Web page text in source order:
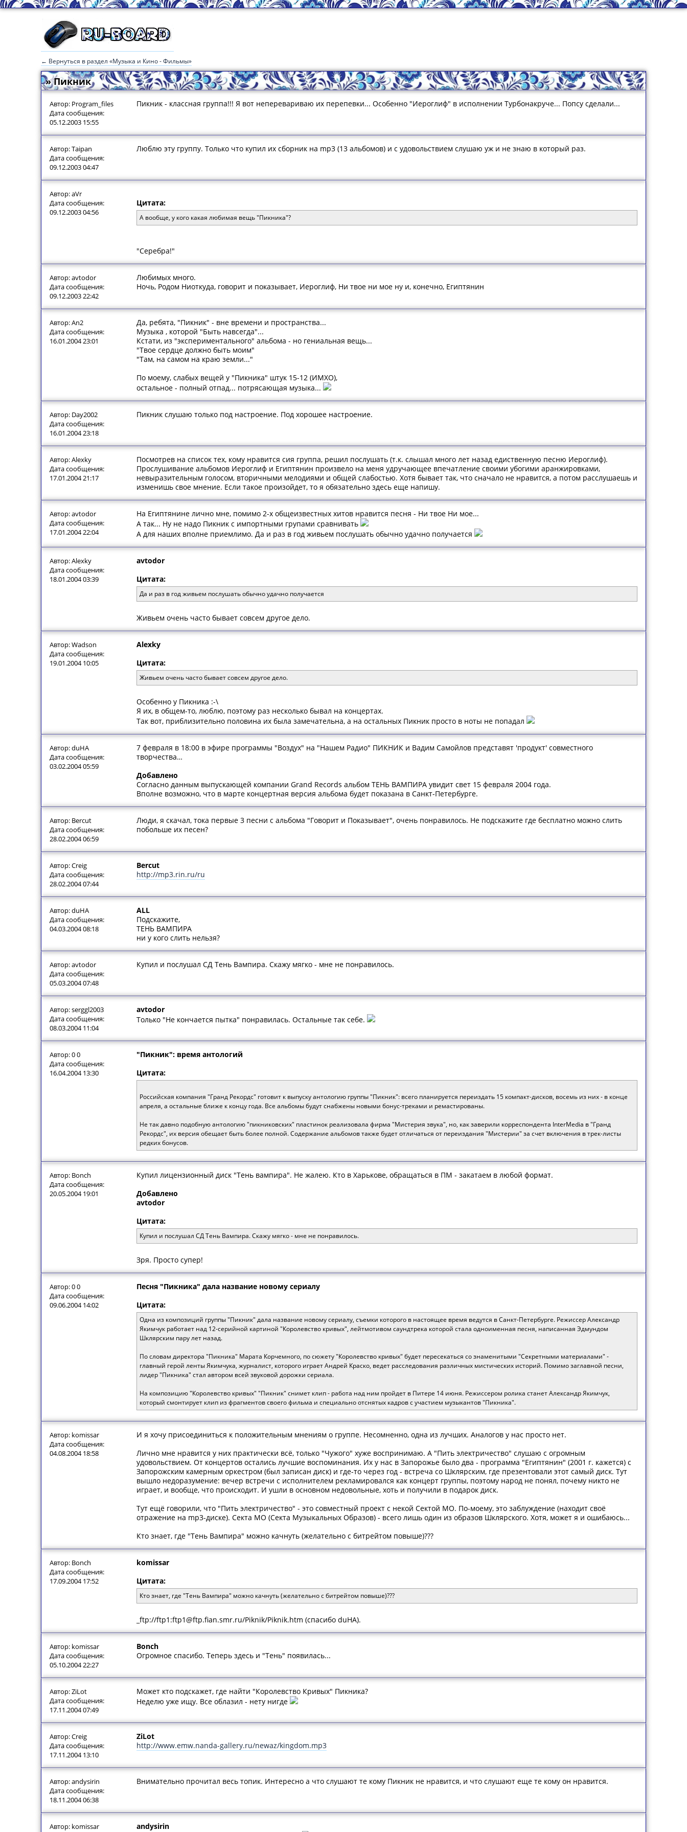
← Вернуться в раздел «Музыка и Кино - Фильмы»
» Пикник
Автор: Program_files
Дата сообщения:
05.12.2003 15:55
Пикник - классная группа!!! Я вот неперевариваю их перепевки... Особенно "Иероглиф" в исполнении Турбонакруче... Попсу сделали...
Автор: Taipan
Дата сообщения:
09.12.2003 04:47
Люблю эту группу. Только что купил их сборник на mp3 (13 альбомов) и с удовольствием слушаю уж и не знаю в который раз.
Автор: aVr
Дата сообщения:
09.12.2003 04:56
Цитата:
А вообще, у кого какая любимая вещь "Пикника"?
"Серебра!"
Автор: avtodor
Дата сообщения:
09.12.2003 22:42
Любимых много.
Ночь, Родом Ниоткуда, говорит и показывает, Иероглиф, Ни твое ни мое ну и, конечно, Египтянин
Автор: An2
Дата сообщения:
16.01.2004 23:01
Да, ребята, "Пикник" - вне времени и пространства...
Музыка , которой "Быть навсегда"...
Кстати, из "экспериментального" альбома - но гениальная вещь...
"Твое сердце должно быть моим"
"Там, на самом на краю земли..."
По моему, слабых вещей у "Пикника" штук 15-12 (ИМХО),
остальное - полный отпад... потрясающая музыка...
Автор: Day2002
Дата сообщения:
16.01.2004 23:18
Пикник слушаю только под настроение. Под хорошее настроение.
Автор: Alexky
Дата сообщения:
17.01.2004 21:17
Посмотрев на список тех, кому нравится сия группа, решил послушать (т.к. слышал много лет назад едиственную песню Иероглиф).
Прослушивание альбомов Иероглиф и Египтянин произвело на меня удручающее впечатление своими убогими аранжировками,
невыразительным голосом, вторичными мелодиями и общей слабостью. Хотя бывает так, что сначало не нравится, а потом расслушаешь и
изменишь свое мнение. Если такое произойдет, то я обязательно здесь еще напишу.
Автор: avtodor
Дата сообщения:
17.01.2004 22:04
На Египтянине лично мне, помимо 2-х общеизвестных хитов нравится песня - Ни твое Ни мое...
А так... Ну не надо Пикник с импортными групами сравнивать
А для наших вполне приемлимо. Да и раз в год живьем послушать обычно удачно получается
Автор: Alexky
Дата сообщения:
18.01.2004 03:39
avtodor
Цитата:
Да и раз в год живьем послушать обычно удачно получается
Живьем очень часто бывает совсем другое дело.
Автор: Wadson
Дата сообщения:
19.01.2004 10:05
Alexky
Цитата:
Живьем очень часто бывает совсем другое дело.
Особенно у Пикника :-\
Я их, в общем-то, люблю, поэтому раз несколько бывал на концертах.
Так вот, приблизительно половина их была замечательна, а на остальных Пикник просто в ноты не попадал
Автор: duHA
Дата сообщения:
03.02.2004 05:59
7 февраля в 18:00 в эфире программы "Воздух" на "Нашем Радио" ПИКНИК и Вадим Самойлов представят 'продукт' совместного
творчества…
Добавлено
Согласно данным выпускающей компании Grand Records альбом ТЕНЬ ВАМПИРА увидит свет 15 февраля 2004 года.
Вполне возможно, что в марте концертная версия альбома будет показана в Санкт-Петербурге.
Автор: Bercut
Дата сообщения:
28.02.2004 06:59
Люди, я скачал, тока первые 3 песни с альбома "Говорит и Показывает", очень понравилось. Не подскажите где бесплатно можно слить
побольше их песен?
Автор: Creig
Дата сообщения:
28.02.2004 07:44
Bercut
http://mp3.rin.ru/ru
Автор: duHA
Дата сообщения:
04.03.2004 08:18
ALL
Подскажите,
ТЕНЬ ВАМПИРА
ни у кого слить нельзя?
Автор: avtodor
Дата сообщения:
05.03.2004 07:48
Купил и послушал СД Тень Вампира. Скажу мягко - мне не понравилось.
Автор: serggl2003
Дата сообщения:
08.03.2004 11:04
avtodor
Только "Не кончается пытка" понравилась. Остальные так себе.
Автор: 0 0
Дата сообщения:
16.04.2004 13:30
"Пикник": время антологий
Цитата:
Российская компания "Гранд Рекордс" готовит к выпуску антологию группы "Пикник": всего планируется переиздать 15 компакт-дисков, восемь из них - в конце
апреля, а остальные ближе к концу года. Все альбомы будут снабжены новыми бонус-треками и ремастированы.
Не так давно подобную антологию "пикниковских" пластинок реализовала фирма "Мистерия звука", но, как заверили корреспондента InterMedia в "Гранд
Рекордс", их версия обещает быть более полной. Содержание альбомов также будет отличаться от переиздания "Мистерии" за счет включения в трек-листы
редких бонусов.
Автор: Bonch
Дата сообщения:
20.05.2004 19:01
Купил лицензионный диск "Тень вампира". Не жалею. Кто в Харькове, обращаться в ПМ - закатаем в любой формат.
Добавлено
avtodor
Цитата:
Купил и послушал СД Тень Вампира. Скажу мягко - мне не понравилось.
Зря. Просто супер!
Автор: 0 0
Дата сообщения:
09.06.2004 14:02
Песня "Пикника" дала название новому сериалу
Цитата:
Одна из композиций группы "Пикник" дала название новому сериалу, съемки которого в настоящее время ведутся в Санкт-Петербурге. Режиссер Александр
Якимчук работает над 12-серийной картиной "Королевство кривых", лейтмотивом саундтрека которой стала одноименная песня, написанная Эдмундом
Шклярским пару лет назад.
По словам директора "Пикника" Марата Корчемного, по сюжету "Королевство кривых" будет пересекаться со знаменитыми "Секретными материалами" -
главный герой ленты Якимчука, журналист, которого играет Андрей Краско, ведет расследования различных мистических историй. Помимо заглавной песни,
лидер "Пикника" стал автором всей звуковой дорожки сериала.
На композицию "Королевство кривых" "Пикник" снимет клип - работа над ним пройдет в Питере 14 июня. Режиссером ролика станет Александр Якимчук,
который смонтирует клип из фрагментов своего фильма и специально отснятых кадров с участием музыкантов "Пикника".
Автор: komissar
Дата сообщения:
04.08.2004 18:58
И я хочу присоединиться к положительным мнениям о группе. Несомненно, одна из лучших. Аналогов у нас просто нет.
Лично мне нравится у них практически всё, только "Чужого" хуже воспринимаю. А "Пить электричество" слушаю с огромным
удовольствием. От концертов остались лучшие воспоминания. Их у нас в Запорожье было два - программа "Египтянин" (2001 г. кажется) с
Запорожским камерным оркестром (был записан диск) и где-то через год - встреча со Шклярским, где презентовали этот самый диск. Тут
вышло недоразумение: вечер встречи с исполнителем рекламировался как концерт группы, поэтому народ не понял, почему никто не
играет, и вообще, что происходит. И ушли в основном недовольные, хоть и получили в подарок диск.
Тут ещё говорили, что "Пить электричество" - это совместный проект с некой Сектой МО. По-моему, это заблуждение (находит своё
отражение на mp3-диске). Секта МО (Секта Музыкальных Образов) - всего лишь один из образов Шклярского. Хотя, может я и ошибаюсь...
Кто знает, где "Тень Вампира" можно качнуть (желательно с битрейтом повыше)???
Автор: Bonch
Дата сообщения:
17.09.2004 17:52
komissar
Цитата:
Кто знает, где "Тень Вампира" можно качнуть (желательно с битрейтом повыше)???
_ftp://ftp1:ftp1@ftp.fian.smr.ru/Piknik/Piknik.htm (спасибо duHA).
Автор: komissar
Дата сообщения:
05.10.2004 22:27
Bonch
Огромное спасибо. Теперь здесь и "Тень" появилась...
Автор: ZiLot
Дата сообщения:
17.11.2004 07:49
Может кто подскажет, где найти "Королевство Кривых" Пикника?
Неделю уже ищу. Все облазил - нету нигде
Автор: Creig
Дата сообщения:
17.11.2004 13:10
ZiLot
http://www.emw.nanda-gallery.ru/newaz/kingdom.mp3
Автор: andysirin
Дата сообщения:
18.11.2004 06:38
Внимательно прочитал весь топик. Интересно а что слушают те кому Пикник не нравится, и что слушают еще те кому он нравится.
Автор: komissar
andysirin